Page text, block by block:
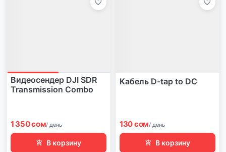
Видеосендер DJI SDR
Transmission Combo
1 350 сом/ день
В корзину
Кабель D-tap to DC
130 сом/ день
В корзину